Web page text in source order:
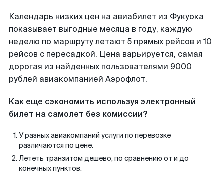
Календарь низких цен на авиабилет из Фукуока
показывает выгодные месяца в году, каждую
неделю по маршруту летают 5 прямых рейсов и 10
рейсов с пересадкой. Цена варьируется, самая
дорогая из найденных пользователями 9000
рублей авиакомпанией Аэрофлот.
Как еще сэкономить используя электронный
билет на самолет без комиссии?
У разных авиакомпаний услуги по перевозке
различаются по цене.
Лететь транзитом дешево, по сравнению от и до
конечных пунктов.